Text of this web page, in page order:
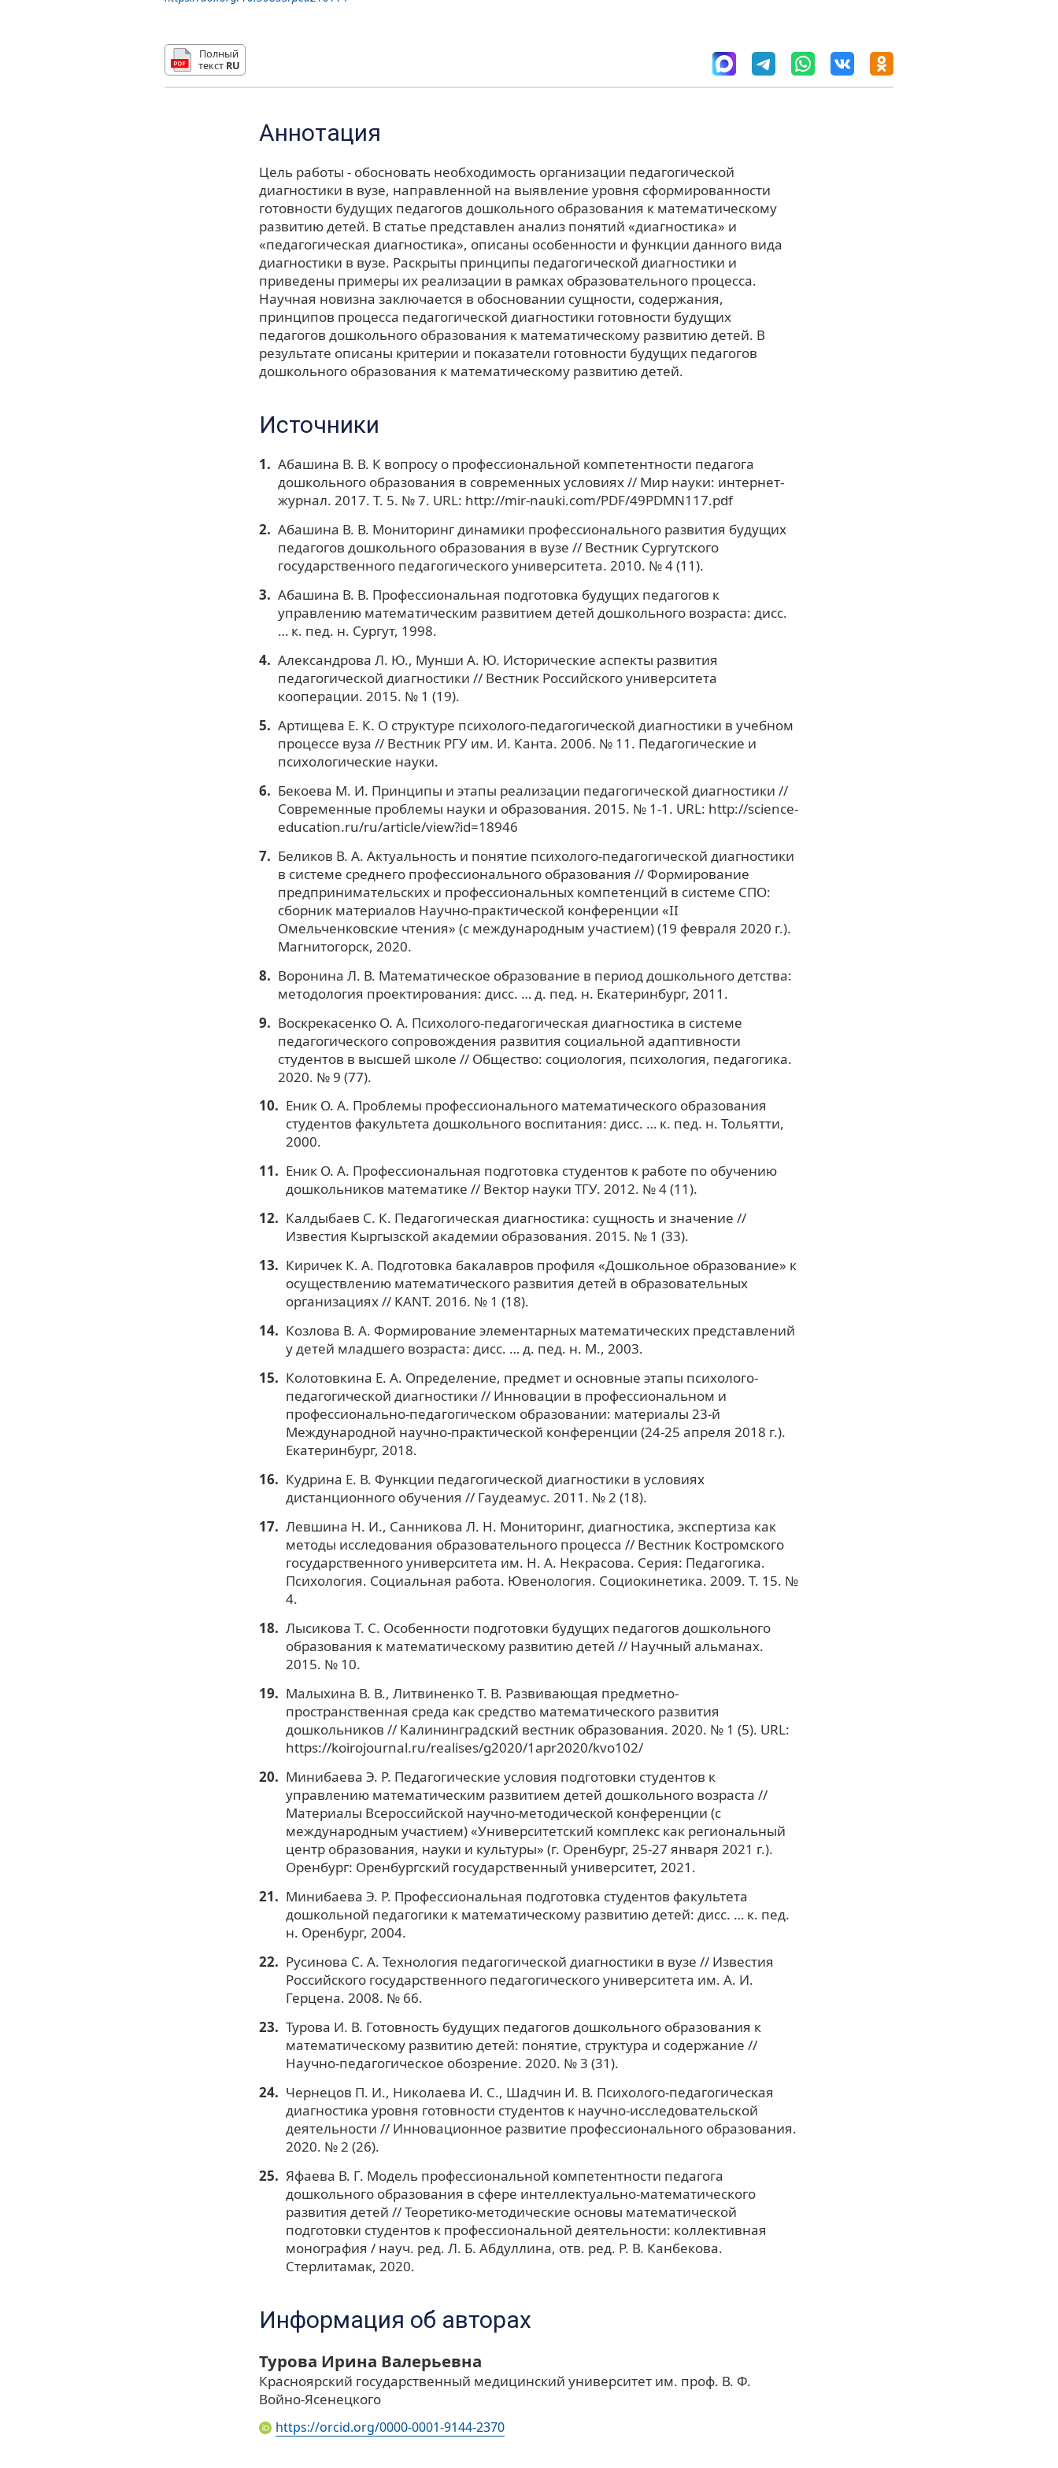
Полный
текст RU
Аннотация
Цель работы - обосновать необходимость организации педагогической
диагностики в вузе, направленной на выявление уровня сформированности
готовности будущих педагогов дошкольного образования к математическому
развитию детей. В статье представлен анализ понятий «диагностика» и
«педагогическая диагностика», описаны особенности и функции данного вида
диагностики в вузе. Раскрыты принципы педагогической диагностики и
приведены примеры их реализации в рамках образовательного процесса.
Научная новизна заключается в обосновании сущности, содержания,
принципов процесса педагогической диагностики готовности будущих
педагогов дошкольного образования к математическому развитию детей. В
результате описаны критерии и показатели готовности будущих педагогов
дошкольного образования к математическому развитию детей.
Источники
Абашина В. В. К вопросу о профессиональной компетентности педагога
дошкольного образования в современных условиях // Мир науки: интернет-
журнал. 2017. Т. 5. № 7. URL: http://mir-nauki.com/PDF/49PDMN117.pdf
Абашина В. В. Мониторинг динамики профессионального развития будущих
педагогов дошкольного образования в вузе // Вестник Сургутского
государственного педагогического университета. 2010. № 4 (11).
Абашина В. В. Профессиональная подготовка будущих педагогов к
управлению математическим развитием детей дошкольного возраста: дисс.
… к. пед. н. Сургут, 1998.
Александрова Л. Ю., Мунши А. Ю. Исторические аспекты развития
педагогической диагностики // Вестник Российского университета
кооперации. 2015. № 1 (19).
Артищева Е. К. О структуре психолого-педагогической диагностики в учебном
процессе вуза // Вестник РГУ им. И. Канта. 2006. № 11. Педагогические и
психологические науки.
Бекоева М. И. Принципы и этапы реализации педагогической диагностики //
Современные проблемы науки и образования. 2015. № 1-1. URL: http://science-
education.ru/ru/article/view?id=18946
Беликов В. А. Актуальность и понятие психолого-педагогической диагностики
в системе среднего профессионального образования // Формирование
предпринимательских и профессиональных компетенций в системе СПО:
сборник материалов Научно-практической конференции «II
Омельченковские чтения» (с международным участием) (19 февраля 2020 г.).
Магнитогорск, 2020.
Воронина Л. В. Математическое образование в период дошкольного детства:
методология проектирования: дисс. … д. пед. н. Екатеринбург, 2011.
Воскрекасенко О. А. Психолого-педагогическая диагностика в системе
педагогического сопровождения развития социальной адаптивности
студентов в высшей школе // Общество: социология, психология, педагогика.
2020. № 9 (77).
Еник О. А. Проблемы профессионального математического образования
студентов факультета дошкольного воспитания: дисс. … к. пед. н. Тольятти,
2000.
Еник О. А. Профессиональная подготовка студентов к работе по обучению
дошкольников математике // Вектор науки ТГУ. 2012. № 4 (11).
Калдыбаев С. К. Педагогическая диагностика: сущность и значение //
Известия Кыргызской академии образования. 2015. № 1 (33).
Киричек К. А. Подготовка бакалавров профиля «Дошкольное образование» к
осуществлению математического развития детей в образовательных
организациях // KANT. 2016. № 1 (18).
Козлова В. А. Формирование элементарных математических представлений
у детей младшего возраста: дисс. … д. пед. н. М., 2003.
Колотовкина Е. А. Определение, предмет и основные этапы психолого-
педагогической диагностики // Инновации в профессиональном и
профессионально-педагогическом образовании: материалы 23-й
Международной научно-практической конференции (24-25 апреля 2018 г.).
Екатеринбург, 2018.
Кудрина Е. В. Функции педагогической диагностики в условиях
дистанционного обучения // Гаудеамус. 2011. № 2 (18).
Левшина Н. И., Санникова Л. Н. Мониторинг, диагностика, экспертиза как
методы исследования образовательного процесса // Вестник Костромского
государственного университета им. Н. А. Некрасова. Серия: Педагогика.
Психология. Социальная работа. Ювенология. Социокинетика. 2009. Т. 15. №
4.
Лысикова Т. С. Особенности подготовки будущих педагогов дошкольного
образования к математическому развитию детей // Научный альманах.
2015. № 10.
Малыхина В. В., Литвиненко Т. В. Развивающая предметно-
пространственная среда как средство математического развития
дошкольников // Калининградский вестник образования. 2020. № 1 (5). URL:
https://koirojournal.ru/realises/g2020/1apr2020/kvo102/
Минибаева Э. Р. Педагогические условия подготовки студентов к
управлению математическим развитием детей дошкольного возраста //
Материалы Всероссийской научно-методической конференции (с
международным участием) «Университетский комплекс как региональный
центр образования, науки и культуры» (г. Оренбург, 25-27 января 2021 г.).
Оренбург: Оренбургский государственный университет, 2021.
Минибаева Э. Р. Профессиональная подготовка студентов факультета
дошкольной педагогики к математическому развитию детей: дисс. … к. пед.
н. Оренбург, 2004.
Русинова С. А. Технология педагогической диагностики в вузе // Известия
Российского государственного педагогического университета им. А. И.
Герцена. 2008. № 66.
Турова И. В. Готовность будущих педагогов дошкольного образования к
математическому развитию детей: понятие, структура и содержание //
Научно-педагогическое обозрение. 2020. № 3 (31).
Чернецов П. И., Николаева И. С., Шадчин И. В. Психолого-педагогическая
диагностика уровня готовности студентов к научно-исследовательской
деятельности // Инновационное развитие профессионального образования.
2020. № 2 (26).
Яфаева В. Г. Модель профессиональной компетентности педагога
дошкольного образования в сфере интеллектуально-математического
развития детей // Теоретико-методические основы математической
подготовки студентов к профессиональной деятельности: коллективная
монография / науч. ред. Л. Б. Абдуллина, отв. ред. Р. В. Канбекова.
Стерлитамак, 2020.
Информация об авторах
Турова Ирина Валерьевна
Красноярский государственный медицинский университет им. проф. В. Ф.
Войно-Ясенецкого
https://orcid.org/0000-0001-9144-2370